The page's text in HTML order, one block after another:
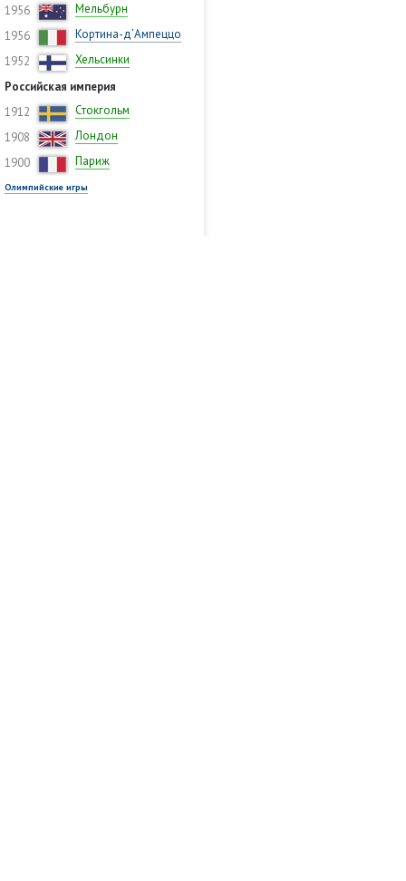
1956
Мельбурн
1956
Кортина-д’Ампеццо
1952
Хельсинки
Российская империя
1912
Стокгольм
1908
Лондон
1900
Париж
Олимпийские игры